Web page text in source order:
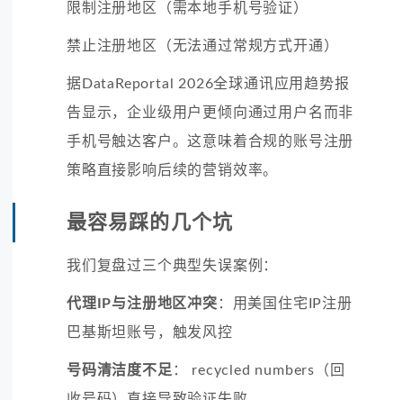
限制注册地区（需本地手机号验证）
禁止注册地区（无法通过常规方式开通）
据DataReportal 2026全球通讯应用趋势报
告显示，企业级用户更倾向通过用户名而非
手机号触达客户。这意味着合规的账号注册
策略直接影响后续的营销效率。
最容易踩的几个坑
我们复盘过三个典型失误案例：
代理IP与注册地区冲突 ：用美国住宅IP注册
巴基斯坦账号，触发风控
号码清洁度不足 ： recycled numbers（回